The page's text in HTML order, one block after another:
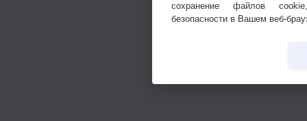
сохранение файлов
безопасности в Вашем веб-